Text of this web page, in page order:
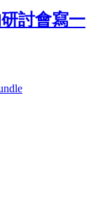
討會寫一